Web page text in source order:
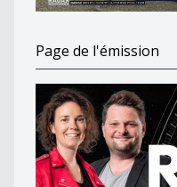
Page de l'émission